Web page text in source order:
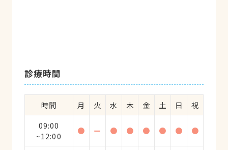
診療時間
時間 月 火 水 木 金 土 日
祝
09:00
~12:00
● ー ● ● ● ● ● ●